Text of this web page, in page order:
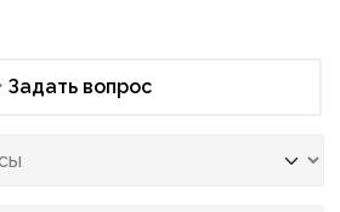
Задать вопрос